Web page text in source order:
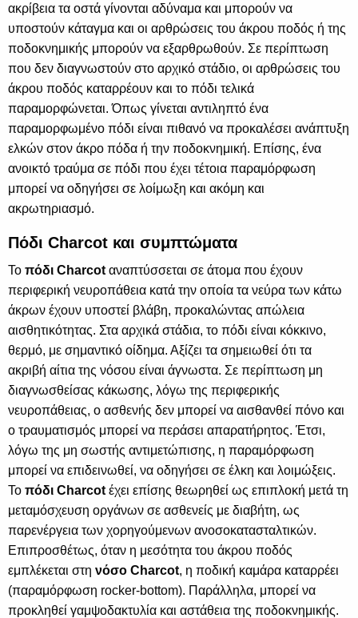
ακρίβεια τα οστά γίνονται αδύναμα και μπορούν να
υποστούν κάταγμα και οι αρθρώσεις του άκρου ποδός ή της
ποδοκνημικής μπορούν να εξαρθρωθούν. Σε περίπτωση
που δεν διαγνωστούν στο αρχικό στάδιο, οι αρθρώσεις του
άκρου ποδός καταρρέουν και το πόδι τελικά
παραμορφώνεται. Όπως γίνεται αντιληπτό ένα
παραμορφωμένο πόδι είναι πιθανό να προκαλέσει ανάπτυξη
ελκών στον άκρο πόδα ή την ποδοκνημική. Επίσης, ένα
ανοικτό τραύμα σε πόδι που έχει τέτοια παραμόρφωση
μπορεί να οδηγήσει σε λοίμωξη και ακόμη και
ακρωτηριασμό.
Πόδι Charcot και συμπτώματα
Το πόδι Charcot αναπτύσσεται σε άτομα που έχουν
περιφερική νευροπάθεια κατά την οποία τα νεύρα των κάτω
άκρων έχουν υποστεί βλάβη, προκαλώντας απώλεια
αισθητικότητας. Στα αρχικά στάδια, το πόδι είναι κόκκινο,
θερμό, με σημαντικό οίδημα. Αξίζει τα σημειωθεί ότι τα
ακριβή αίτια της νόσου είναι άγνωστα. Σε περίπτωση μη
διαγνωσθείσας κάκωσης, λόγω της περιφερικής
νευροπάθειας, ο ασθενής δεν μπορεί να αισθανθεί πόνο και
ο τραυματισμός μπορεί να περάσει απαρατήρητος. Έτσι,
λόγω της μη σωστής αντιμετώπισης, η παραμόρφωση
μπορεί να επιδεινωθεί, να οδηγήσει σε έλκη και λοιμώξεις.
Το πόδι Charcot έχει επίσης θεωρηθεί ως επιπλοκή μετά τη
μεταμόσχευση οργάνων σε ασθενείς με διαβήτη, ως
παρενέργεια των χορηγούμενων ανοσοκατασταλτικών.
Επιπροσθέτως, όταν η μεσότητα του άκρου ποδός
εμπλέκεται στη νόσο Charcot, η ποδική καμάρα καταρρέει
(παραμόρφωση rocker-bottom). Παράλληλα, μπορεί να
προκληθεί γαμψοδακτυλία και αστάθεια της ποδοκνημικής.